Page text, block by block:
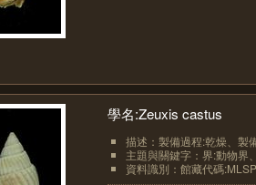
學名:Zeuxis castus
描述：製備過程:乾燥、製
主題與關鍵字：界:動物界
資料識別：館藏代碼